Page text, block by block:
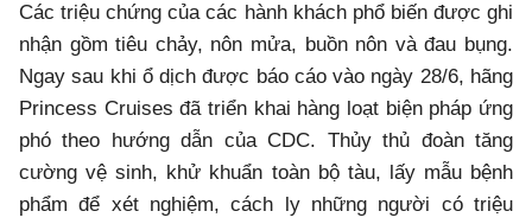
Các triệu chứng của các hành khách phổ biến được ghi
nhận gồm tiêu chảy, nôn mửa, buồn nôn và đau bụng.
Ngay sau khi ổ dịch được báo cáo vào ngày 28/6, hãng
Princess Cruises đã triển khai hàng loạt biện pháp ứng
phó theo hướng dẫn của CDC. Thủy thủ đoàn tăng
cường vệ sinh, khử khuẩn toàn bộ tàu, lấy mẫu bệnh
phẩm để xét nghiệm, cách ly những người có triệu